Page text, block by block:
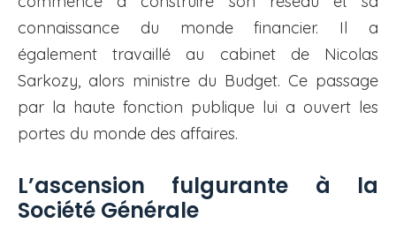
connaissance du monde financier. Il a
également travaillé au cabinet de Nicolas
Sarkozy, alors ministre du Budget. Ce passage
par la haute fonction publique lui a ouvert les
portes du monde des affaires.
L’ascension fulgurante à la
Société Générale